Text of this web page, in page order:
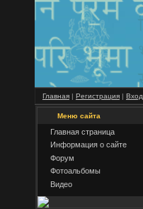
Главная | Регистрация | Вход
Меню сайта
Главная страница
Информация о сайте
Форум
Фотоальбомы
Видео